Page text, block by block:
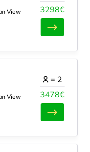
View
3298€
View
3478€
= 2